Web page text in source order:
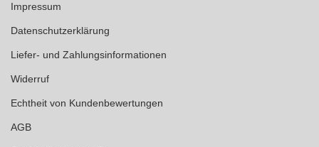
Impressum
Datenschutzerklärung
Liefer- und Zahlungsinformationen
Widerruf
Echtheit von Kundenbewertungen
AGB